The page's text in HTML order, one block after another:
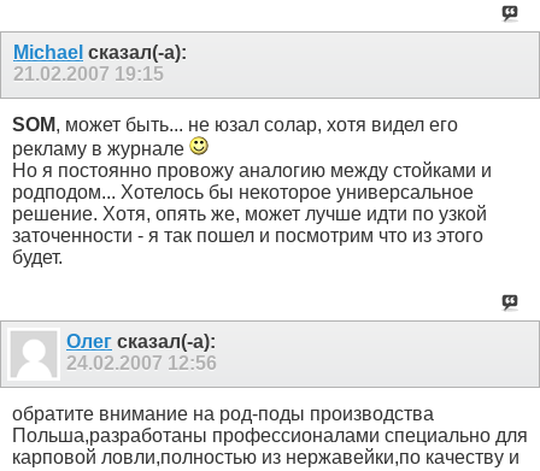
Michael сказал(-а):
21.02.2007 19:15
SOM, может быть... не юзал солар, хотя видел его
рекламу в журнале
Но я постоянно провожу аналогию между стойками и
родподом... Хотелось бы некоторое универсальное
решение. Хотя, опять же, может лучше идти по узкой
заточенности - я так пошел и посмотрим что из этого
будет.
Олег сказал(-а):
24.02.2007 12:56
обратите внимание на род-поды производства
Польша,разработаны профессионалами специально для
карповой ловли,полностью из нержавейки,по качеству и